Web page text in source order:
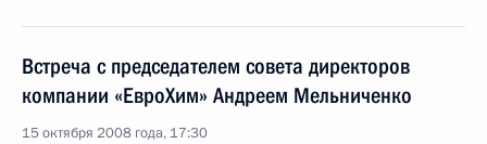
Встреча с председателем совета директоров
компании «ЕвроХим» Андреем Мельниченко
15 октября 2008 года, 17:30